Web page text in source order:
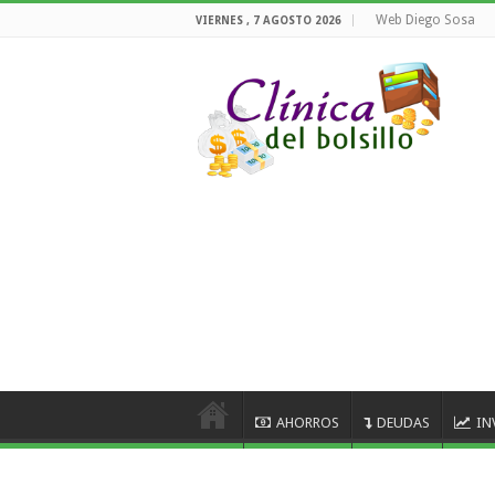
VIERNES , 7 AGOSTO 2026 Web Diego Sosa
AHORROS DEUDAS